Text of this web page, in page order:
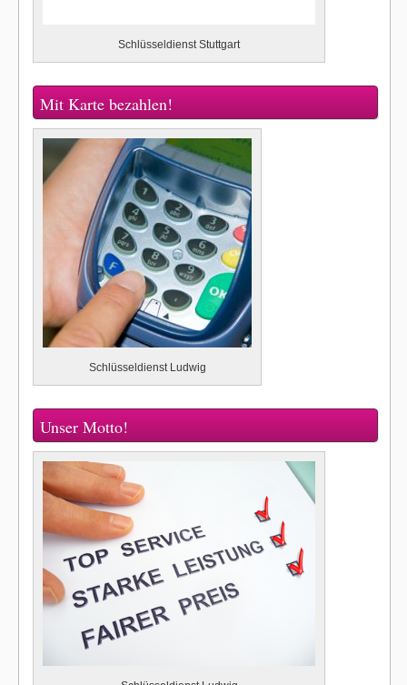
Schlüsseldienst Stuttgart
Mit Karte bezahlen!
Schlüsseldienst Ludwig
Unser Motto!